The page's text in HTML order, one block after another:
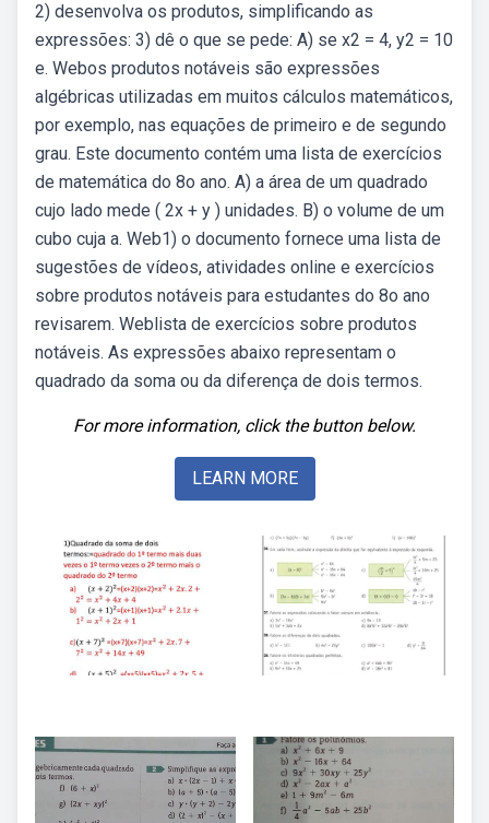
2) desenvolva os produtos, simplificando as
expressões: 3) dê o que se pede: A) se x2 = 4, y2 = 10
e. Webos produtos notáveis são expressões
algébricas utilizadas em muitos cálculos matemáticos,
por exemplo, nas equações de primeiro e de segundo
grau. Este documento contém uma lista de exercícios
de matemática do 8o ano. A) a área de um quadrado
cujo lado mede ( 2x + y ) unidades. B) o volume de um
cubo cuja a. Web1) o documento fornece uma lista de
sugestões de vídeos, atividades online e exercícios
sobre produtos notáveis para estudantes do 8o ano
revisarem. Weblista de exercícios sobre produtos
notáveis. As expressões abaixo representam o
quadrado da soma ou da diferença de dois termos.
For more information, click the button below.
LEARN MORE